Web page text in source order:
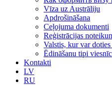
Vīza uz Austrāliju
Apdrošināšana
Ceļojuma dokumenti
Reģistrācijas
Valstis, kur var
Ēdināšanu tipi
Kontakti
LV
RU